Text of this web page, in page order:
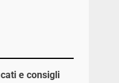
e consigli